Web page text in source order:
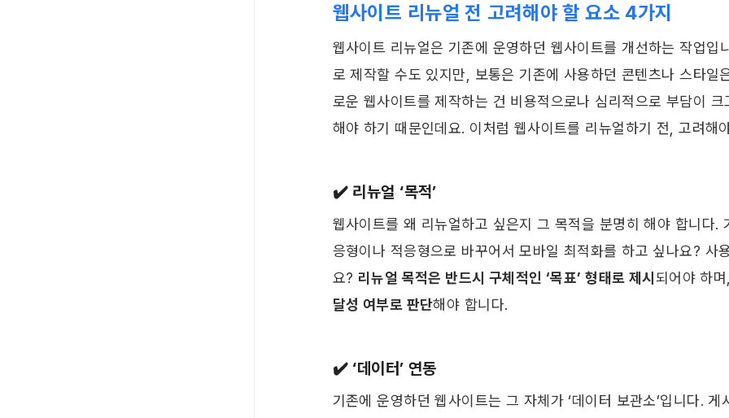
웹사이트 리뉴얼 전 고려해야 할 요소 4가지 ​
웹사이트 리뉴얼은 기존에 운영하던 웹사이트를 개선하는 작업입
로 제작할 수도 있지만, 보통은 기존에 사용하던 콘텐츠나 스타일
로운 웹사이트를 제작하는 건 비용적으로나 심리적으로 부담이
해야 하기 때문인데요. 이처럼 웹사이트를 리뉴얼하기 전, 고려
✔️ 리뉴얼 ‘목적’
웹사이트를 왜 리뉴얼하고 싶은지 그 목적을 분명히 해야 합니다.
응형이나 적응형으로 바꾸어서 모바일 최적화를 하고 싶나요? 사
요? 리뉴얼 목적은 반드시 구체적인 ‘목표’ 형태로 제시 되어야 하
달성 여부로 판단해야 합니다. ​
✔️ ‘데이터’ 연동
기존에 운영하던 웹사이트는 그 자체가 ‘데이터 보관소’입니다.